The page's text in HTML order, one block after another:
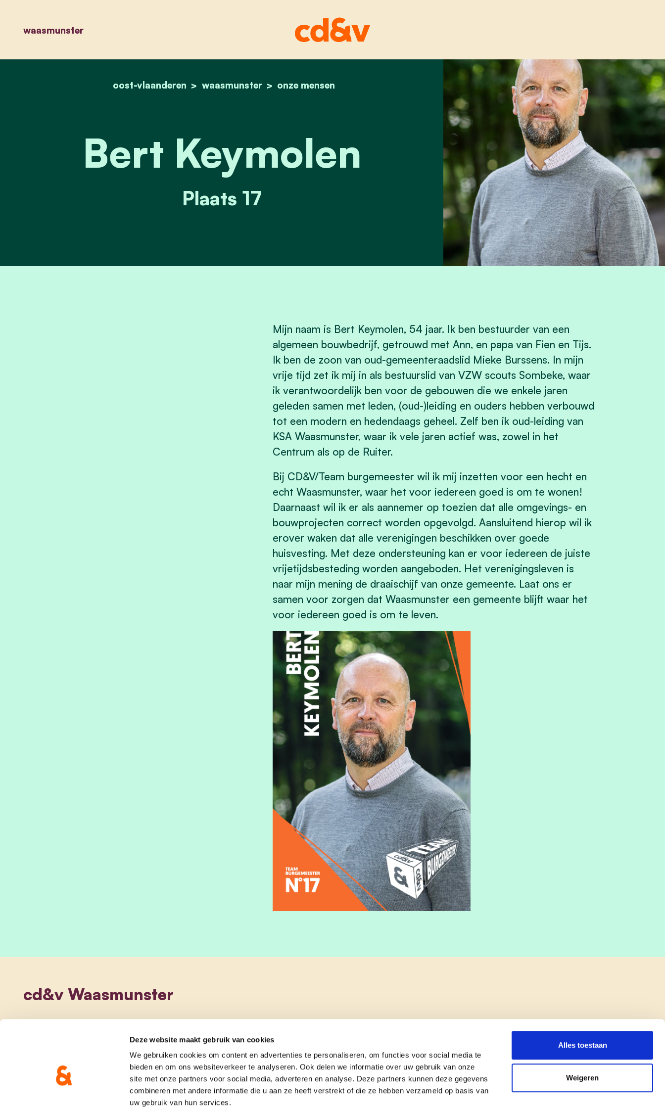
Deze website maakt gebruik van cookies
We gebruiken cookies om content en advertenties te personaliseren, om functies voor social media te
bieden en om ons websiteverkeer te analyseren. Ook delen we informatie over uw gebruik van onze
site met onze partners voor social media, adverteren en analyse. Deze partners kunnen deze gegevens
combineren met andere informatie die u aan ze heeft verstrekt of die ze hebben verzameld op basis van
uw gebruik van hun services.
Alles toestaan
Weigeren
waasmunster
home
oost-vlaanderen waasmunster onze mensen
bert keymolen
Bert Keymolen
Plaats 17
Mijn naam is Bert Keymolen, 54 jaar. Ik ben bestuurder van een
algemeen bouwbedrijf, getrouwd met Ann, en papa van Fien en Tijs.
Ik ben de zoon van oud-gemeenteraadslid Mieke Burssens. In mijn
vrije tijd zet ik mij in als bestuurslid van VZW scouts Sombeke, waar
ik verantwoordelijk ben voor de gebouwen die we enkele jaren
geleden samen met leden, (oud-)leiding en ouders hebben verbouwd
tot een modern en hedendaags geheel. Zelf ben ik oud-leiding van
KSA Waasmunster, waar ik vele jaren actief was, zowel in het
Centrum als op de Ruiter.
Bij CD&V/Team burgemeester wil ik mij inzetten voor een hecht en
echt Waasmunster, waar het voor iedereen goed is om te wonen!
Daarnaast wil ik er als aannemer op toezien dat alle omgevings- en
bouwprojecten correct worden opgevolgd. Aansluitend hierop wil ik
erover waken dat alle verenigingen beschikken over goede
huisvesting. Met deze ondersteuning kan er voor iedereen de juiste
vrijetijdsbesteding worden aangeboden. Het verenigingsleven is
naar mijn mening de draaischijf van onze gemeente. Laat ons er
samen voor zorgen dat Waasmunster een gemeente blijft waar het
voor iedereen goed is om te leven.
cd&v Waasmunster